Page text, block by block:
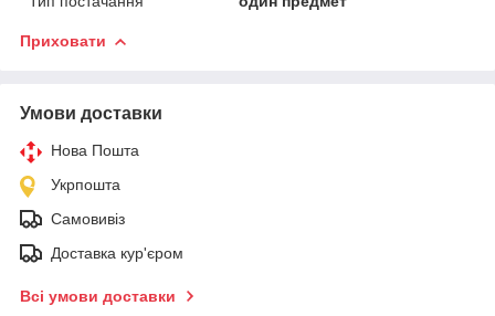
Приховати
Умови доставки
Нова Пошта
Укрпошта
Самовивіз
Доставка кур'єром
Всі умови доставки